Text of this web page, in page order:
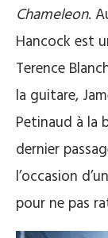
Chameleon.
Hancock est
Terence
la guitare,
Petinaud à la
dernier
l’occasion
pour ne pas